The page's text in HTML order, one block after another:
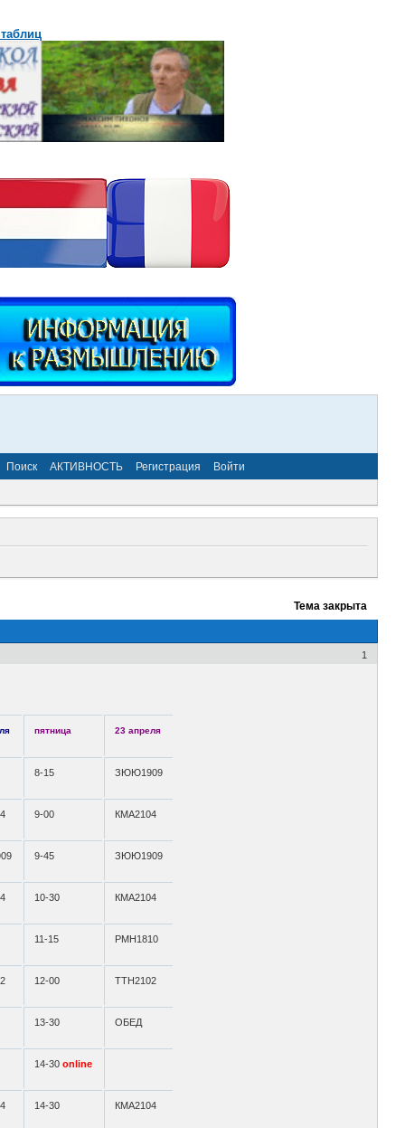
Поиск АКТИВНОСТЬ Регистрация Войти
Тема закрыта
1
пятница 23 апреля
8-15 ЗЮЮ1909
9-00 КМА2104
9-45 ЗЮЮ1909
10-30 КМА2104
11-15 РМН1810
12-00 ТТН2102
13-30 ОБЕД
14-30online
14-30 КМА2104